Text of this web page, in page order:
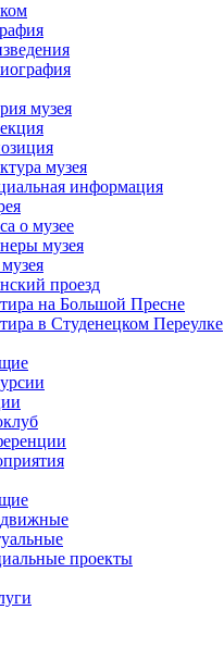
музея
музея
информация
о музее
музея
проезд
на Большой Пресне
в Студенецком Переулке
проекты